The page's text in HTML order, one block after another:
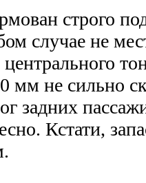
строго
случае не
мм не сильно
задних
Кстати,